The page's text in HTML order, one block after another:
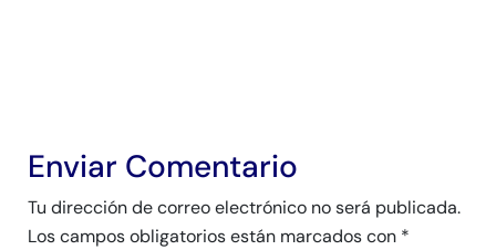
Enviar Comentario
Tu dirección de correo electrónico no será publicada.
Los campos obligatorios están marcados con *